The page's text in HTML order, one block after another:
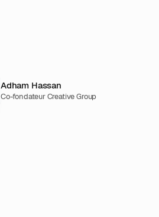
Adham Hassan
Co-fondateur Creative Group